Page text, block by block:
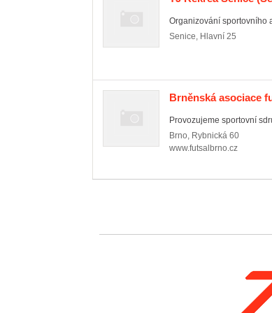
Organizování sportovního
Senice, Hlavní 25
Brněnská asociace
Provozujeme sportovní
Brno, Rybnická 60
www.futsalbrno.cz